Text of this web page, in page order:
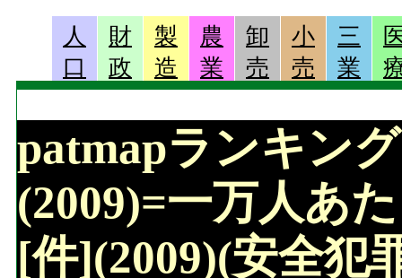
人
口
財
政
製
造
農
業
卸
売
小
売
三
業
patmapランキン
(2009)=一万人あ
[件](2009)(安全犯